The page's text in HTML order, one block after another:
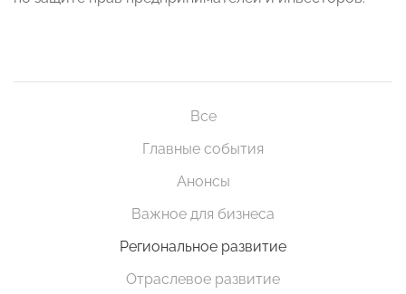
Все
Главные события
Анонсы
Важное для бизнеса
Региональное развитие
Отраслевое развитие